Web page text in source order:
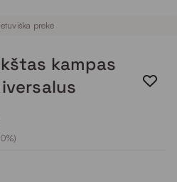
prekė
kampas